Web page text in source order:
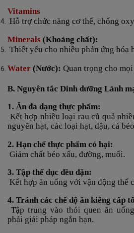
Vitamins
Hỗ trợ chức năng cơ thể, chống
Minerals (Khoáng chất):
Thiết yếu cho nhiều phản ứng hóa
Water (Nước): Quan trọng cho
B. Nguyên tắc Dinh dưỡng Lành
1. Ăn đa dạng thực phẩm:
Kết hợp nhiều loại rau củ quả
nguyên hạt, các loại hạt, đậu, cá
2. Hạn chế thực phẩm có hại:
Giảm chất béo xấu, đường, muối.
3. Tập thể dục đều đặn:
Kết hợp ăn uống với vận động thể
4. Tránh các chế độ ăn kiêng cấp
Tập trung vào thói quen ăn
phải giải pháp ngắn hạn.